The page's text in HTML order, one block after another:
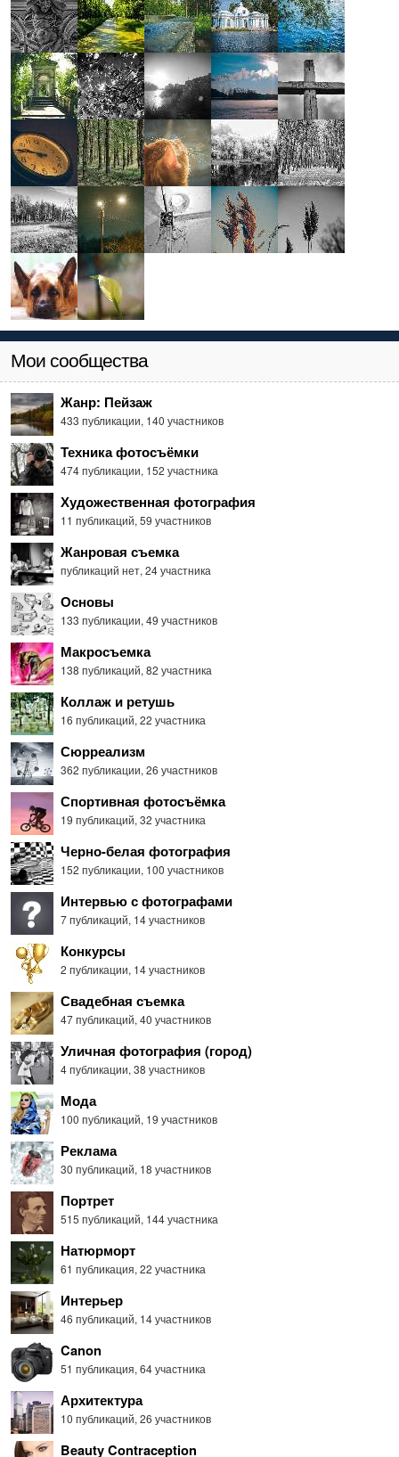
Мои сообщества
Жанр: Пейзаж
433 публикации, 140 участников
Техника фотосъёмки
474 публикации, 152 участника
Художественная фотография
11 публикаций, 59 участников
Жанровая съемка
публикаций нет, 24 участника
Основы
133 публикации, 49 участников
Макросъемка
138 публикаций, 82 участника
Коллаж и ретушь
16 публикаций, 22 участника
Сюрреализм
362 публикации, 26 участников
Спортивная фотосъёмка
19 публикаций, 32 участника
Черно-белая фотография
152 публикации, 100 участников
Интервью с фотографами
7 публикаций, 14 участников
Конкурсы
2 публикации, 14 участников
Свадебная съемка
47 публикаций, 40 участников
Уличная фотография (город)
4 публикации, 38 участников
Мода
100 публикаций, 19 участников
Реклама
30 публикаций, 18 участников
Портрет
515 публикаций, 144 участника
Натюрморт
61 публикация, 22 участника
Интерьер
46 публикаций, 14 участников
Canon
51 публикация, 64 участника
Архитектура
10 публикаций, 26 участников
Beauty Contraception